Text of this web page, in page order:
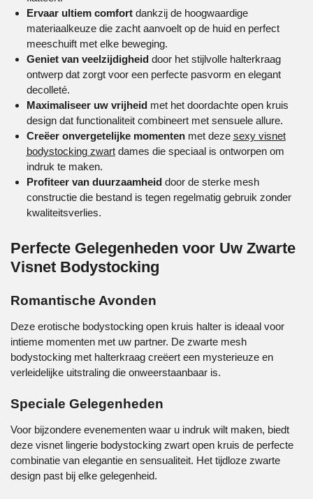
Ervaar ultiem comfortdankzij de hoogwaardige
materiaalkeuze die zacht aanvoelt op de huid en perfect
meeschuift met elke beweging.
Geniet van veelzijdigheiddoor het stijlvolle halterkraag
ontwerp dat zorgt voor een perfecte pasvorm en elegant
decolleté.
Maximaliseer uw vrijheidmet het doordachte open kruis
design dat functionaliteit combineert met sensuele allure.
Creëer onvergetelijke momentenmet deze sexy visnet
bodystocking zwartdames die speciaal is ontworpen om
indruk te maken.
Profiteer van duurzaamheiddoor de sterke mesh
constructie die bestand is tegen regelmatig gebruik zonder
kwaliteitsverlies.
Perfecte Gelegenheden voor Uw Zwarte
Visnet Bodystocking
Romantische Avonden
Deze erotische bodystocking open kruis halter is ideaal voor
intieme momenten met uw partner. De zwarte mesh
bodystocking met halterkraag creëert een mysterieuze en
verleidelijke uitstraling die onweerstaanbaar is.
Speciale Gelegenheden
Voor bijzondere evenementen waar u indruk wilt maken, biedt
deze visnet lingerie bodystocking zwart open kruis de perfecte
combinatie van elegantie en sensualiteit. Het tijdloze zwarte
design past bij elke gelegenheid.